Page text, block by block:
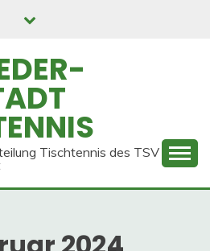
Tischtennis des TSV